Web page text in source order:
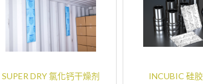
SUPER DRY 氯化钙干燥剂 INCUBIC 硅